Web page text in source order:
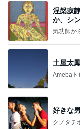
涅槃寂
か、シ
ことが
気功師か
土屋太
Amebaト
好きな
クノタチ